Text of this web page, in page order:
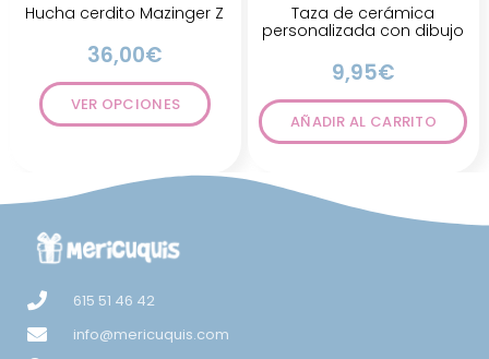
Hucha cerdito Mazinger Z
36,00€
VER OPCIONES
Taza de cerámica
personalizada con dibujo
9,95€
AÑADIR AL CARRITO
615 51 46 42
info@mericuquis.com